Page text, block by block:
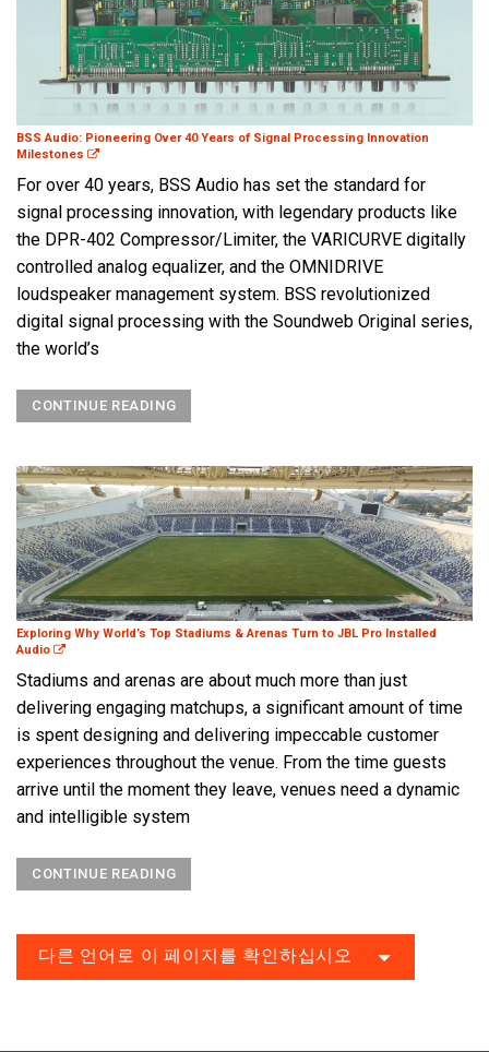
BSS Audio: Pioneering Over 40 Years of Signal Processing Innovation
Milestones
For over 40 years, BSS Audio has set the standard for
signal processing innovation, with legendary products like
the DPR-402 Compressor/Limiter, the VARICURVE digitally
controlled analog equalizer, and the OMNIDRIVE
loudspeaker management system. BSS revolutionized
digital signal processing with the Soundweb Original series,
the world’s
CONTINUE READING
Exploring Why World’s Top Stadiums & Arenas Turn to JBL Pro Installed
Audio
Stadiums and arenas are about much more than just
delivering engaging matchups, a significant amount of time
is spent designing and delivering impeccable customer
experiences throughout the venue. From the time guests
arrive until the moment they leave, venues need a dynamic
and intelligible system
CONTINUE READING
다른 언어로 이 페이지를 확인하십시오